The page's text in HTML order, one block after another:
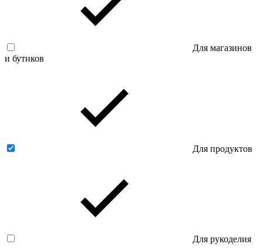
Для магазинов
и бутиков
Для продуктов
Для рукоделия